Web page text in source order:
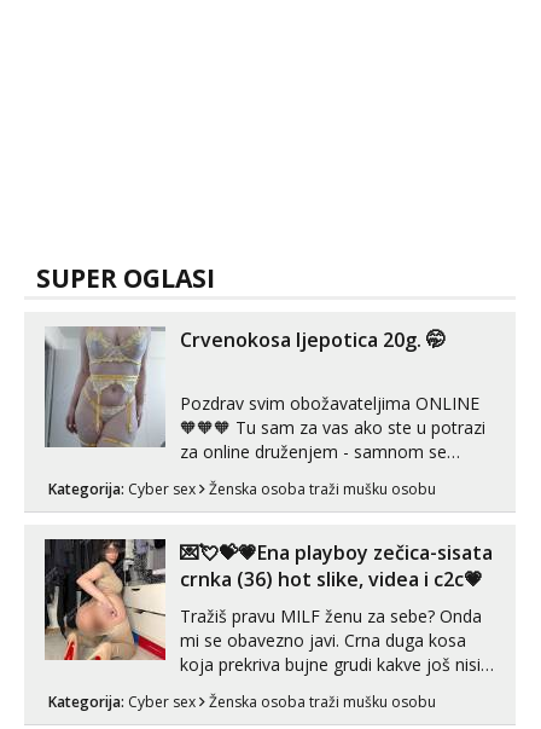
SUPER OGLASI
Crvenokosa ljepotica 20g. 🤭
Pozdrav svim obožavateljima ONLINE
🧡🧡🧡 Tu sam za vas ako ste u potrazi
za online druženjem - samnom se
možete zabaviti preko videopoziva, ili
ako vam nisam dovoljna radim i u paru i
😉 Radim i vruća tipkanja uz slike i hot
line pozive. Za vas sam pripremila ...
Kategorija: Cyber sex Ženska osoba traži mušku osobu
💌💘💝💗Ena playboy zečica-sisata
crnka (36) hot slike, videa i c2c💗
Tražiš pravu MILF ženu za sebe? Onda
mi se obavezno javi. Crna duga kosa
koja prekriva bujne grudi kakve još nisi
vidio, čista ŠESTICA! A usne? O usnama
bolje da ni ne pričam. Prave pune usne
Kategorija: Cyber sex Ženska osoba traži mušku osobu